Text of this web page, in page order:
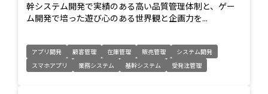
幹システム開発で実績のある高い品質管理体制と、ゲー
ム開発で培った遊び心のある世界観と企画力を...
アプリ開発 顧客管理 在庫管理 販売管理
システム開発
スマホアプリ
業務システム 基幹システム 受発注管理